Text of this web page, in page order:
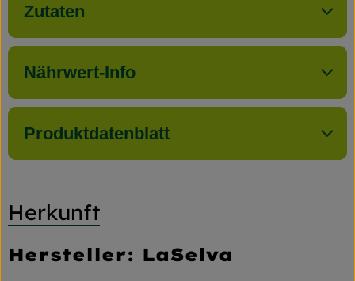
Zutaten
Nährwert-Info
Produktdatenblatt
Herkunft
Hersteller: LaSelva